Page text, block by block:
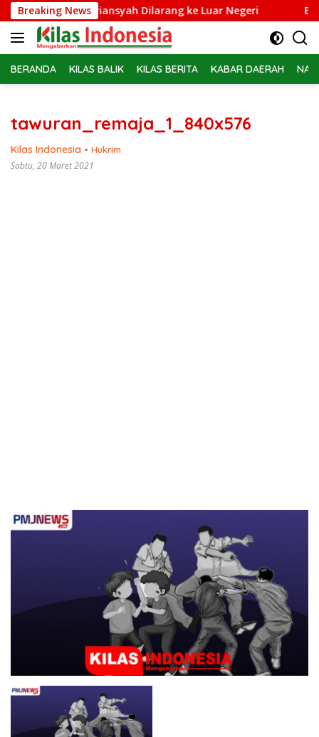
Langsung
ke
konten
Breaking News
Febrie Adriansyah Dilarang ke Luar Negeri
BERANDA KILAS BALIK KILAS BERITA KABAR DAERAH
tawuran_remaja_1_840x576
Kilas Indonesia - Hukrim
Sabtu, 20 Maret 2021